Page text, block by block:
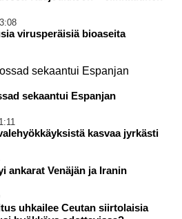
virusperäisiä bioaseita
sekaantui Espanjan
kasvaa jyrkästi
ankarat Venäjän ja Iranin
uhkailee Ceutan siirtolaisia